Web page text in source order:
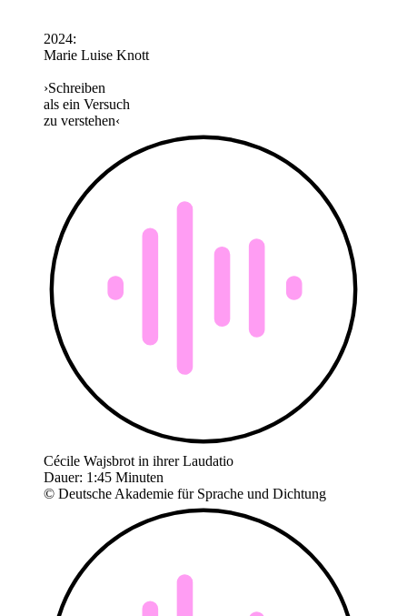
2024:
Marie Luise Knott
›Schreiben
als ein Versuch
zu verstehen‹
Cécile Wajsbrot in ihrer Laudatio
Dauer: 1:45 Minuten
© Deutsche Akademie für Sprache und Dichtung